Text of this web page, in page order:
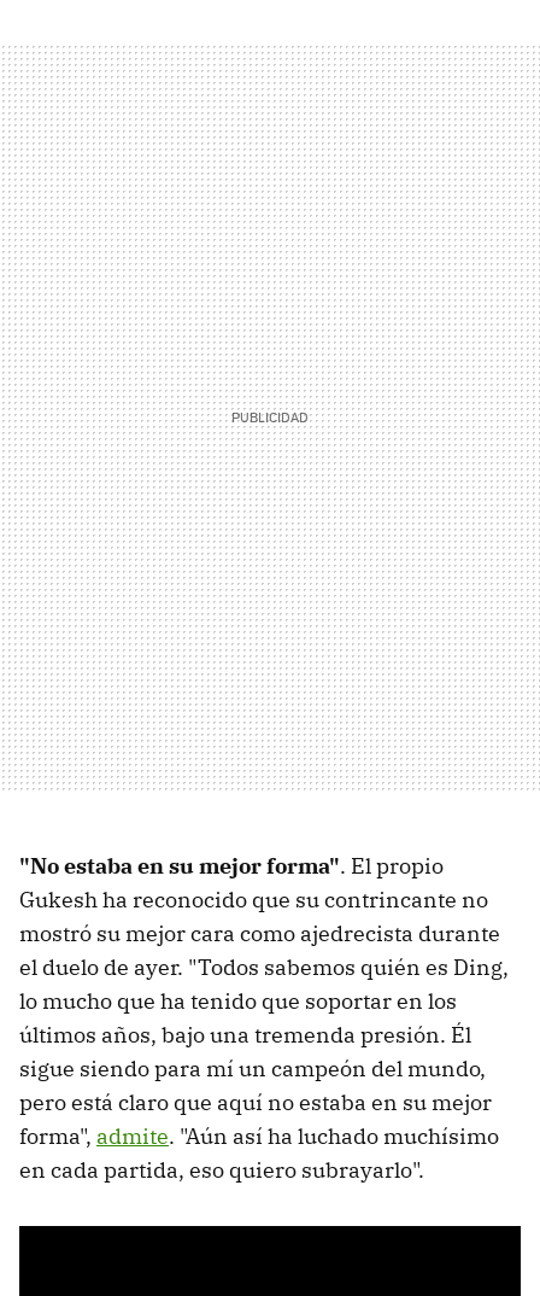
"No estaba en su mejor forma". El propio
Gukesh ha reconocido que su contrincante no
mostró su mejor cara como ajedrecista durante
el duelo de ayer. "Todos sabemos quién es Ding,
lo mucho que ha tenido que soportar en los
últimos años, bajo una tremenda presión. Él
sigue siendo para mí un campeón del mundo,
pero está claro que aquí no estaba en su mejor
forma", admite. "Aún así ha luchado muchísimo
en cada partida, eso quiero subrayarlo".